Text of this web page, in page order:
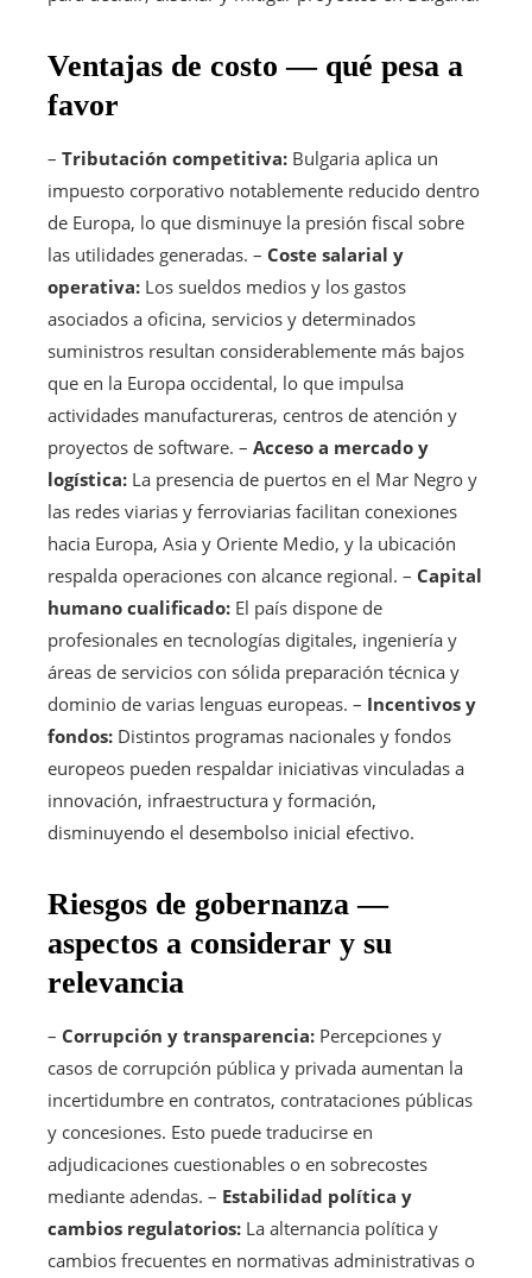
Ventajas de costo — qué pesa a
favor
– Tributación competitiva: Bulgaria aplica un
impuesto corporativo notablemente reducido dentro
de Europa, lo que disminuye la presión fiscal sobre
las utilidades generadas. – Coste salarial y
operativa: Los sueldos medios y los gastos
asociados a oficina, servicios y determinados
suministros resultan considerablemente más bajos
que en la Europa occidental, lo que impulsa
actividades manufactureras, centros de atención y
proyectos de software. – Acceso a mercado y
logística: La presencia de puertos en el Mar Negro y
las redes viarias y ferroviarias facilitan conexiones
hacia Europa, Asia y Oriente Medio, y la ubicación
respalda operaciones con alcance regional. – Capital
humano cualificado: El país dispone de
profesionales en tecnologías digitales, ingeniería y
áreas de servicios con sólida preparación técnica y
dominio de varias lenguas europeas. – Incentivos y
fondos: Distintos programas nacionales y fondos
europeos pueden respaldar iniciativas vinculadas a
innovación, infraestructura y formación,
disminuyendo el desembolso inicial efectivo.
Riesgos de gobernanza —
aspectos a considerar y su
relevancia
– Corrupción y transparencia: Percepciones y
casos de corrupción pública y privada aumentan la
incertidumbre en contratos, contrataciones públicas
y concesiones. Esto puede traducirse en
adjudicaciones cuestionables o en sobrecostes
mediante adendas. – Estabilidad política y
cambios regulatorios: La alternancia política y
cambios frecuentes en normativas administrativas o